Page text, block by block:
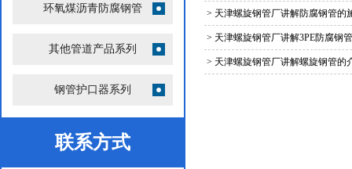
环氧煤沥青防腐钢管
其他管道产品系列
钢管护口器系列
联系方式
> 天津螺旋钢管厂讲解防腐钢管的
> 天津螺旋钢管厂讲解3PE防腐钢
> 天津螺旋钢管厂讲解螺旋钢管的